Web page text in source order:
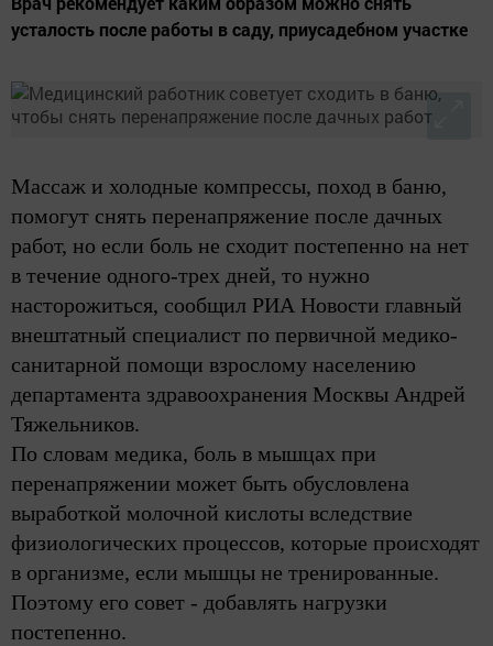
усталость после работы в саду, приусадебном участке
Массаж и холодные компрессы, поход в баню,
помогут снять перенапряжение после дачных
работ, но если боль не сходит постепенно на нет
в течение одного-трех дней, то нужно
насторожиться, сообщил РИА Новости главный
внештатный специалист по первичной медико-
санитарной помощи взрослому населению
департамента здравоохранения Москвы Андрей
Тяжельников.
По словам медика, боль в мышцах при
перенапряжении может быть обусловлена
выработкой молочной кислоты вследствие
физиологических процессов, которые происходят
в организме, если мышцы не тренированные.
Поэтому его совет - добавлять нагрузки
постепенно.